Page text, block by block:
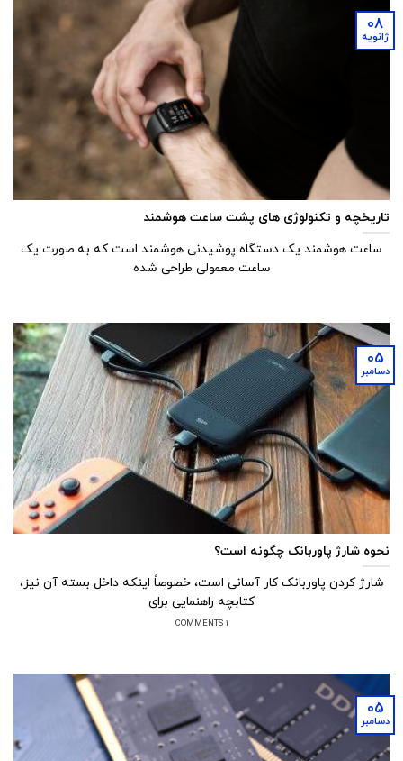
تاریخچه و تکنولوژی های پشت ساعت هوشمند
ساعت هوشمند یک دستگاه پوشیدنی هوشمند است که به صورت یک
ساعت معمولی طراحی شده
08
ژانویه
نحوه شارژ پاوربانک چگونه است؟
شارژ کردن پاوربانک کار آسانی است، خصوصاً اینکه داخل بسته آن نیز،
کتابچه راهنمایی برای
1 COMMENTS
05
دسامبر
05
دسامبر